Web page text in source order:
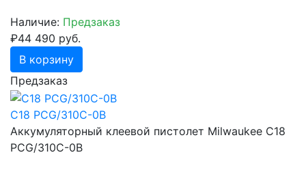
Наличие: Предзаказ
₽44 490 руб.
В корзину
Предзаказ
C18 PCG/310C-0B
Аккумуляторный клеевой пистолет Milwaukee C18
PCG/310C-0B